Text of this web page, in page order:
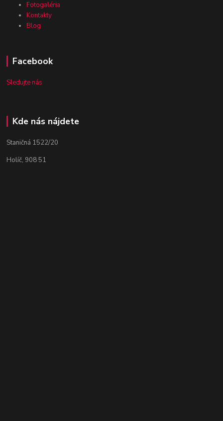
Fotogaléria
Kontakty
Blog
Facebook
Sledujte nás
Kde nás nájdete
Staničná 1522/20
Holíč, 908 51